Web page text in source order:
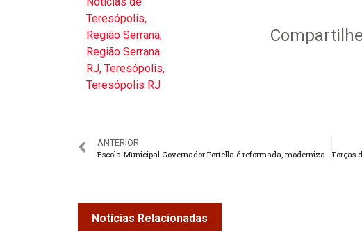
Teresópolis,
Região Serrana,
Região Serrana
RJ, Teresópolis,
Teresópolis RJ
ANTERIOR
Notícias Relacionadas